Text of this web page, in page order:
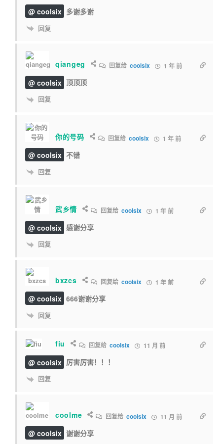
@ coolsix 多谢多谢
回复
qiangeg 回复给 coolsix 1 年 前
@ coolsix 顶顶顶
回复
你的号码 回复给 coolsix 1 年 前
@ coolsix 不错
回复
武乡情 回复给coolsix 1 年 前
@ coolsix 感谢分享
回复
bxzcs 回复给 coolsix 1 年 前
@ coolsix 666谢谢分享
回复
fiu 回复给coolsix 11 月 前
@ coolsix 厉害厉害！！！
回复
coolme 回复给coolsix 11 月 前
@ coolsix 谢谢分享